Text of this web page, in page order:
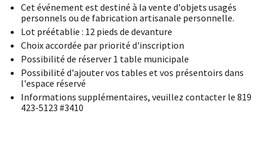
Cet événement est destiné à la vente d'objets usagés
personnels ou de fabrication artisanale personnelle.
Lot préétablie : 12 pieds de devanture
Choix accordée par priorité d'inscription
Possibilité de réserver 1 table municipale
Possibilité d'ajouter vos tables et vos présentoirs dans
l'espace réservé
Informations supplémentaires, veuillez contacter le 819
423-5123 #3410